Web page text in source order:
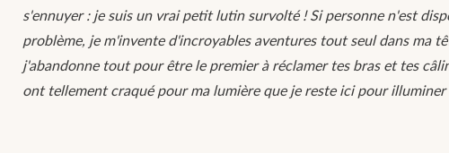
s'ennuyer : je suis un vrai petit lutin survolté ! Si personne n'est
problème, je m'invente d'incroyables aventures tout seul dans ma
j'abandonne tout pour être le premier à réclamer tes bras et tes
ont tellement craqué pour ma lumière que je reste ici pour illuminer